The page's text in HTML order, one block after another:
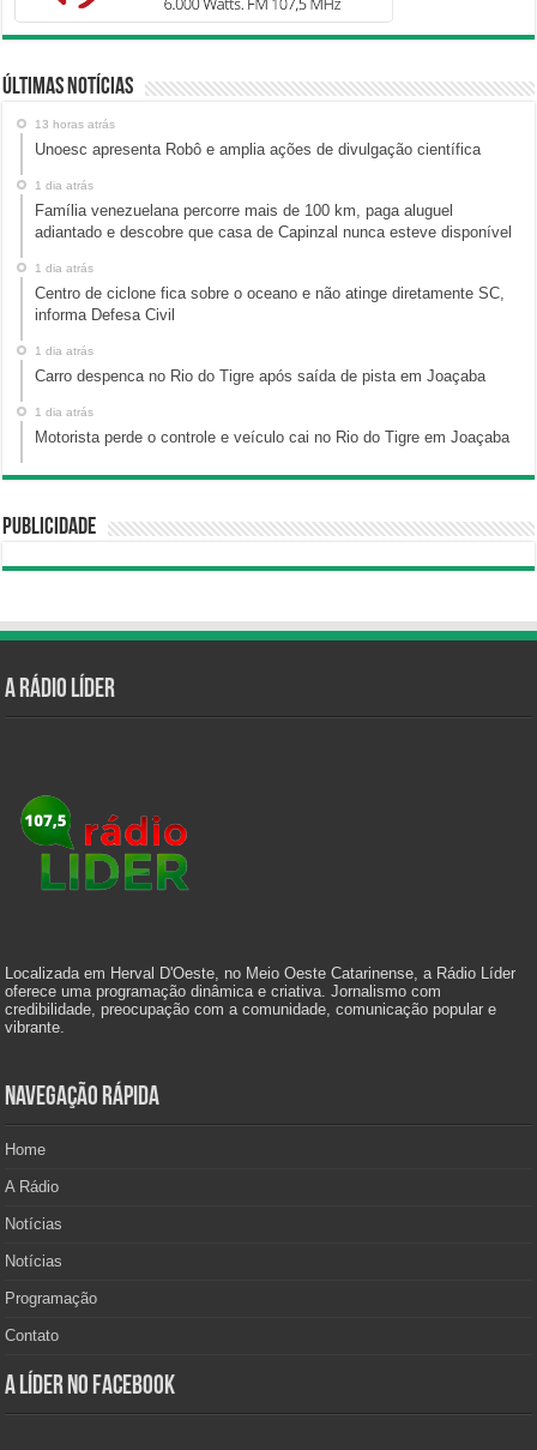
Últimas Notícias
13 horas atrás
Unoesc apresenta Robô e amplia ações de divulgação científica
1 dia atrás
Família venezuelana percorre mais de 100 km, paga aluguel
adiantado e descobre que casa de Capinzal nunca esteve disponível
1 dia atrás
Centro de ciclone fica sobre o oceano e não atinge diretamente SC,
informa Defesa Civil
1 dia atrás
Carro despenca no Rio do Tigre após saída de pista em Joaçaba
1 dia atrás
Motorista perde o controle e veículo cai no Rio do Tigre em Joaçaba
Publicidade
A Rádio Líder
Localizada em Herval D'Oeste, no Meio Oeste Catarinense, a Rádio Líder
oferece uma programação dinâmica e criativa. Jornalismo com
credibilidade, preocupação com a comunidade, comunicação popular e
vibrante.
Navegação Rápida
Home
A Rádio
Notícias
Notícias
Programação
Contato
A Líder no Facebook